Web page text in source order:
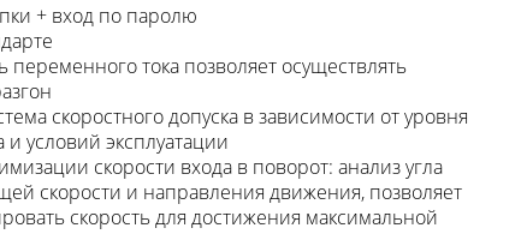
+ вход по паролю
тока позволяет осуществлять
скоростного допуска в зависимости от уровня
условий эксплуатации
скорости входа в поворот: анализ угла
скорости и направления движения, позволяет
скорость для достижения максимальной